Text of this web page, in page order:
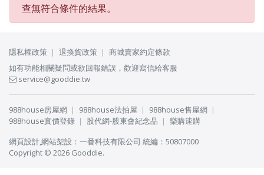
查無符合條件的結果。
隱私權政策 退換貨政策
商城賣家約定條款
如有功能相關疑問或欲回報錯誤，歡迎寫信給客服
service@gooddie.tw
988house房屋網 988house法拍屋
988house售屋網
988house實價登錄
股代網-股東會紀念品
樂購速購
網頁設計,網站架設 ： 一番科技有限公司 統編：50807000
Copyright © 2026 Gooddie.